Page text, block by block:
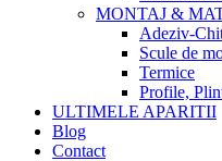
MONTAJ &
Adeziv-
Scule de
Termice
Profile,
ULTIMELE APARITII
Blog
Contact